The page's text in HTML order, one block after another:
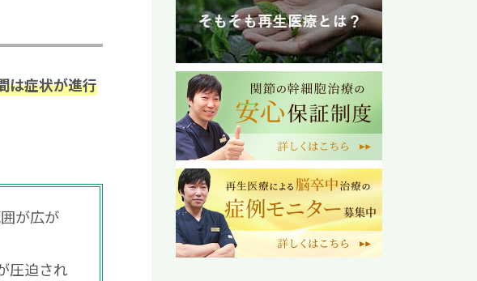
は症状が進行
が広が
圧迫され